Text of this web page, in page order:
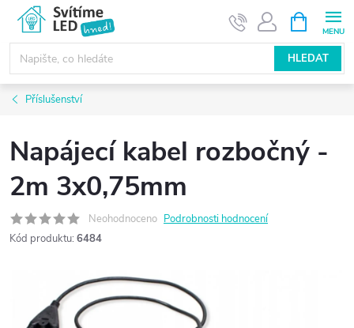
obsah
HLEDAT
NÁKUPNÍ
KOŠÍK
Příslušenství
Napájecí kabel rozbočný -
2m 3x0,75mm
Neohodnoceno Podrobnosti hodnocení
Kód produktu: 6484